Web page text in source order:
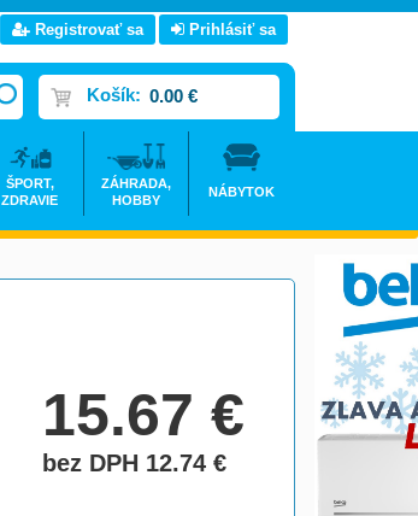
15.67€
bez DPH 12.74€
Registrovať sa Prihlásiť sa
Košík: 0.00 €
ŠPORT,
ZDRAVIE
ZÁHRADA,
HOBBY
NÁBYTOK